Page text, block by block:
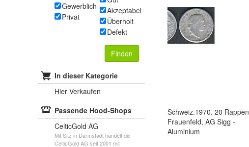
Gewerblich
Privat
Akzeptabel
Überholt
Defekt
Finden
In dieser Kategorie
Hier Verkaufen
Passende Hood-Shops
CelticGold AG
Mit Sitz in Darmstadt handelt die
CelticGold AG seit 2001 mit
Schweiz.1970. 20 Rappen
Frauenfeld, AG Sigg -
Aluminium